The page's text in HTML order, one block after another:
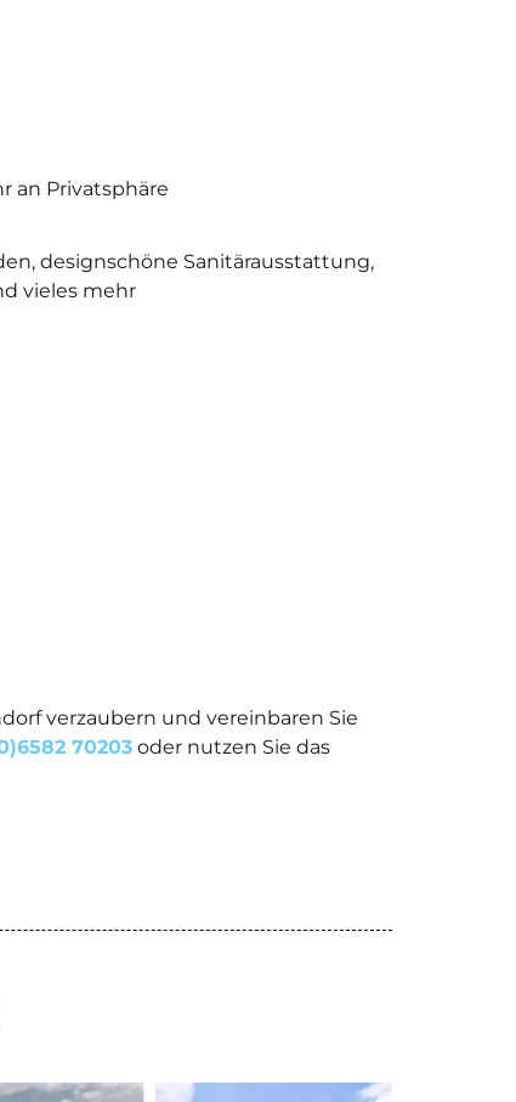
an Privatsphäre
designschöne Sanitärausstattung,
vieles mehr
verzaubern und vereinbaren Sie
70203oder nutzen Sie das